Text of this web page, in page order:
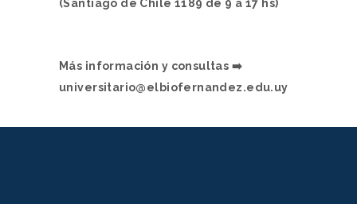
(Santiago de Chile 1189 de 9 a 17 hs)
Más información y consultas ➡️
universitario@elbiofernandez.edu.uy